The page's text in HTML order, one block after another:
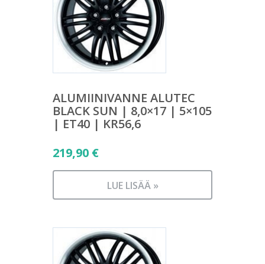
ALUMIINIVANNE ALUTEC
BLACK SUN | 8,0×17 | 5×105
| ET40 | KR56,6
219,90 €
LUE LISÄÄ »